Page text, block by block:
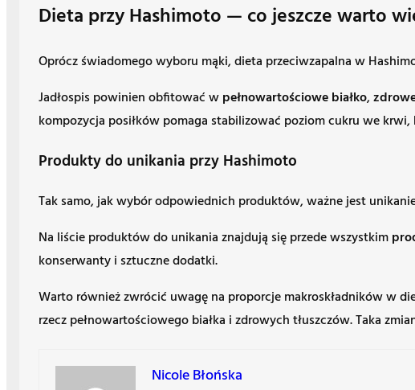
Dieta przy Hashimoto — co jeszcze warto
Oprócz świadomego wyboru mąki, dieta przeciwzapalna w
Jadłospis powinien obfitować wpełnowartościowe białko,
kompozycja posiłków pomaga stabilizować poziom cukru we
Produkty do unikania przy Hashimoto
Tak samo, jak wybór odpowiednich produktów, ważne jest
Na liście produktów do unikania znajdują się przede wszystkim
konserwanty i sztuczne dodatki.
Warto również zwrócić uwagę na proporcje makroskładników w
rzecz pełnowartościowego białka i zdrowych tłuszczów. Taka
Nicole Błońska